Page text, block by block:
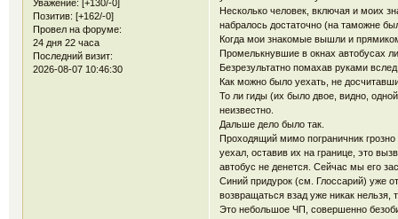
Уважение: [+130/-0]
Позитив: [+162/-0]
Провел на форуме:
24 дня 22 часа
Последний визит:
2026-08-07 10:46:30
Несколько человек, включая и моих
набралось достаточно (на таможне
Когда мои знакомые вышли и
Промелькнувшие в окнах автобусах
Безрезультатно помахав руками
Как можно было уехать, не
То ли гиды (их было двое, видно,
неизвестно.
Дальше дело было так.
Проходящий мимо пограничник грозно
уехал, оставив их на границе, это
автобус не денется. Сейчас мы его
Синий придурок (см. Глоссарий) уже
возвращаться взад уже никак нельзя,
Это небольшое ЧП, совершенно